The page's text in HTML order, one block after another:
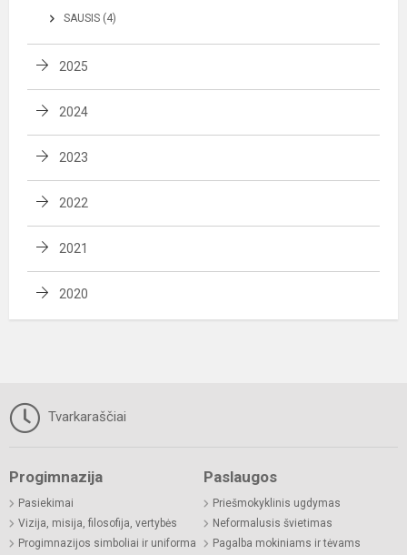
SAUSIS (4)
2025
2024
2023
2022
2021
2020
Tvarkaraščiai
Progimnazija
Pasiekimai
Vizija, misija, filosofija, vertybės
Progimnazijos simboliai ir uniforma
Paslaugos
Priešmokyklinis ugdymas
Neformalusis švietimas
Pagalba mokiniams ir tėvams